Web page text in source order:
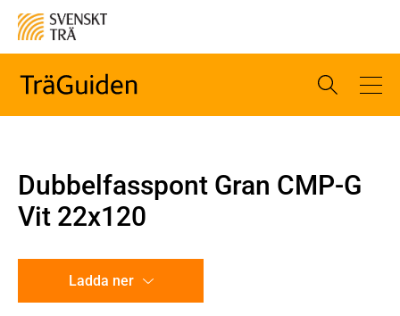
Dubbelfasspont Gran CMP-G
Vit 22x120
Ladda ner